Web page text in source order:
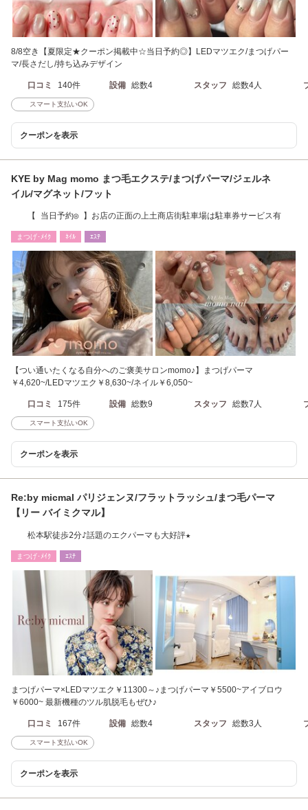
8/8空き【夏限定★クーポン掲載中☆当日予約◎】LEDマツエク/まつげパー
マ/長さだし/持ち込みデザイン
口コミ 140件 設備 総数4 スタッフ 総数4人
スマート支払いOK
クーポンを表示
KYE by Mag momo まつ毛エクステ/まつげパーマ/ジェルネ
イル/マグネット/フット
【 当日予約◎ 】お店の正面の上土商店街駐車場は駐車券サービス有
まつげ･ﾒｲｸ ﾈｲﾙ ｴｽﾃ
【つい通いたくなる自分へのご褒美サロンmomo♪】まつげパーマ
￥4,620~/LEDマツエク￥8,630~/ネイル￥6,050~
口コミ 175件 設備 総数9 スタッフ 総数7人
スマート支払いOK
クーポンを表示
Re:by micmal パリジェンヌ/フラットラッシュ/まつ毛パーマ
【リー バイミクマル】
松本駅徒歩2分♪話題のエクパーマも大好評★
まつげ･ﾒｲｸ ｴｽﾃ
まつげパーマ×LEDマツエク￥11300～♪まつげパーマ￥5500~アイブロウ
￥6000~ 最新機種のツル肌脱毛もぜひ♪
口コミ 167件 設備 総数4 スタッフ 総数3人
スマート支払いOK
クーポンを表示